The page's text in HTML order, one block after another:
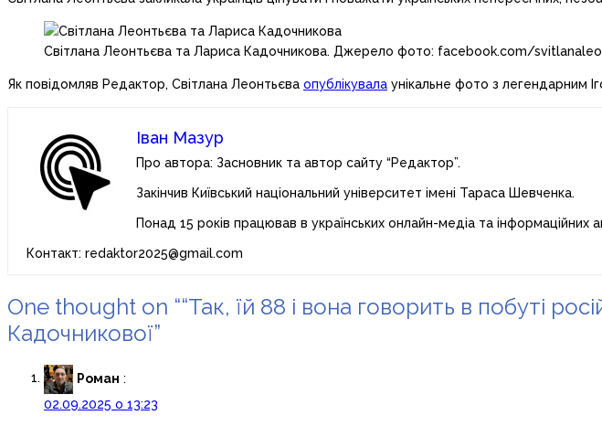
Світлана Леонтьєва та Лариса Кадочникова. Джерело фото: facebook.com/
Як повідомляв Редактор, Світлана Леонтьєва опублікувала унікальне фото з легендарним
Іван Мазур
Про автора: Засновник та автор сайту “Редактор”.
Закінчив Київський національний університет імені Тараса Шевченка.
Понад 15 років працював в українських онлайн-медіа та інформаційних
Контакт: redaktor2025@gmail.com
One thought on ““Так, їй 88 і вона говорить в побуті
Кадочникової”
Роман :
02.09.2025 о 13:23